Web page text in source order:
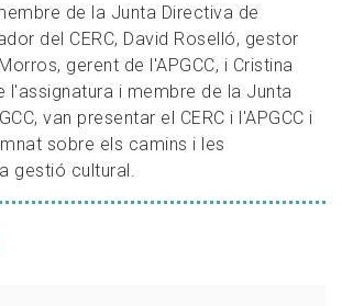
de la Junta Directiva de
del CERC, David Roselló, gestor
gerent de l'APGCC, i Cristina
l'assignatura i membre de la Junta
van presentar el CERC i l'APGCC i
sobre els camins i les
gestió cultural.